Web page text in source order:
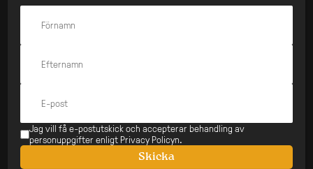
Jag vill få e-postutskick och accepterar behandling av
personuppgifter enligt Privacy Policyn.
Skicka